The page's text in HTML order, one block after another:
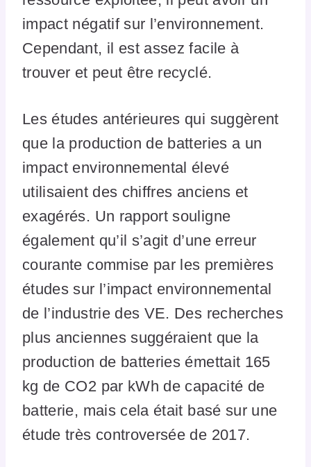
impact négatif sur l’environnement.
Cependant, il est assez facile à
trouver et peut être recyclé.
Les études antérieures qui suggèrent
que la production de batteries a un
impact environnemental élevé
utilisaient des chiffres anciens et
exagérés. Un rapport souligne
également qu’il s’agit d’une erreur
courante commise par les premières
études sur l’impact environnemental
de l’industrie des VE. Des recherches
plus anciennes suggéraient que la
production de batteries émettait 165
kg de CO2 par kWh de capacité de
batterie, mais cela était basé sur une
étude très controversée de 2017.